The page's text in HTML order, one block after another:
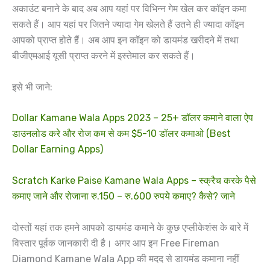
अकाउंट बनाने के बाद अब आप यहां पर विभिन्न गेम खेल कर कॉइन कमा
सकते हैं। आप यहां पर जितने ज्यादा गेम खेलते हैं उतने ही ज्यादा कॉइन
आपको प्राप्त होते हैं। अब आप इन कॉइन को डायमंड खरीदने में तथा
बीजीएमआई यूसी प्राप्त करने में इस्तेमाल कर सकते हैं।
इसे भी जाने:
Dollar Kamane Wala Apps 2023 – 25+ डॉलर कमाने वाला ऐप
डाउनलोड करे और रोज कम से कम $5-10 डॉलर कमाओ (Best
Dollar Earning Apps)
Scratch Karke Paise Kamane Wala Apps – स्क्रैच करके पैसे
कमाए जाने और रोजाना रु.150 – रु.600 रुपये कमाए? कैसे? जाने
दोस्तों यहां तक हमने आपको डायमंड कमाने के कुछ एप्लीकेशंस के बारे में
विस्तार पूर्वक जानकारी दी है। अगर आप इन Free Fireman
Diamond Kamane Wala App की मदद से डायमंड कमाना नहीं